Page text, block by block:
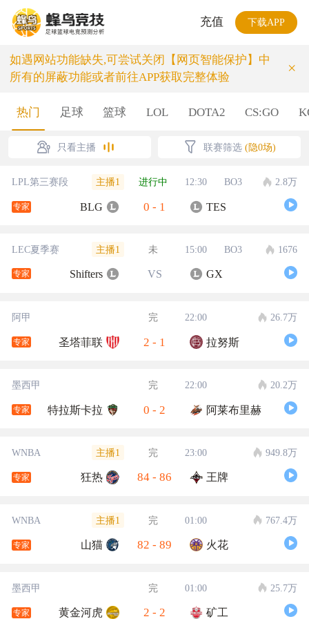
充值 下载APP
如遇网站功能缺失,可尝试关闭【网页智能保护】中
所有的屏蔽功能或者前往APP获取完整体验
×
热门 足球 篮球 LOL DOTA2 CS:GO
只看主播 联赛筛选 (隐0场)
LPL第三赛段 主播1 进行中 12:30 BO3 2.8万
专家 BLG 0 - 1 TES
LEC夏季赛 主播1 未 15:00 BO3 1676
专家 Shifters VS GX
阿甲 完 22:00 26.7万
专家 圣塔菲联 2 - 1 拉努斯
墨西甲 完 22:00 20.2万
专家 特拉斯卡拉 0 - 2 阿莱布里赫
WNBA 主播1 完 23:00 949.8万
专家 狂热 84 - 86 王牌
WNBA 主播1 完 01:00 767.4万
专家 山猫 82 - 89 火花
墨西甲 完 01:00 25.7万
专家 黄金河虎 2 - 2 矿工